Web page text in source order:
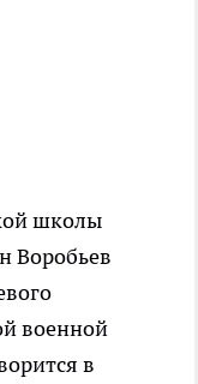
школы
Воробьев
военной
в